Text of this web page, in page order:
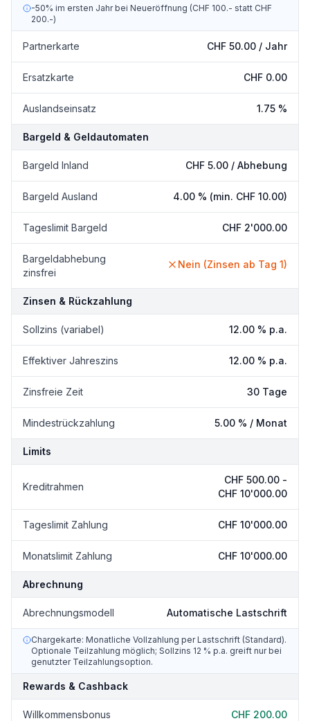
-50% im ersten Jahr bei Neueröffnung (CHF 100.- statt CHF
200.-)
Partnerkarte CHF 50.00 / Jahr
Ersatzkarte CHF 0.00
Auslandseinsatz 1.75 %
Bargeld & Geldautomaten
Bargeld Inland CHF 5.00 / Abhebung
Bargeld Ausland 4.00 % (min. CHF 10.00)
Tageslimit Bargeld CHF 2'000.00
Bargeldabhebung
zinsfrei
Nein (Zinsen ab Tag 1)
Zinsen & Rückzahlung
Sollzins (variabel) 12.00 % p.a.
Effektiver Jahreszins 12.00 % p.a.
Zinsfreie Zeit 30 Tage
Mindestrückzahlung 5.00 % / Monat
Limits
Kreditrahmen
CHF 500.00 -
CHF 10'000.00
Tageslimit Zahlung CHF 10'000.00
Monatslimit Zahlung CHF 10'000.00
Abrechnung
Abrechnungsmodell Automatische Lastschrift
Chargekarte: Monatliche Vollzahlung per Lastschrift (Standard).
Optionale Teilzahlung möglich; Sollzins 12 % p.a. greift nur bei
genutzter Teilzahlungsoption.
Rewards & Cashback
Willkommensbonus CHF 200.00